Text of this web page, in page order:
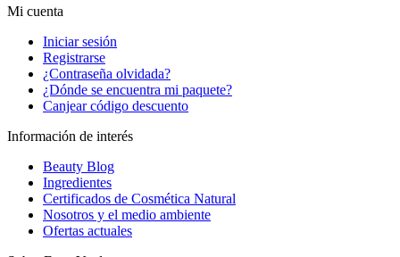
Mi cuenta
Iniciar sesión
Registrarse
¿Contraseña olvidada?
¿Dónde se encuentra mi paquete?
Canjear código descuento
Información de interés
Beauty Blog
Ingredientes
Certificados de Cosmética Natural
Nosotros y el medio ambiente
Ofertas actuales